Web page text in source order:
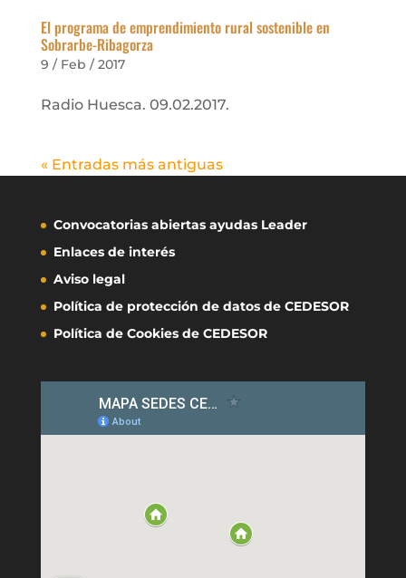
El programa de emprendimiento rural sostenible en
Sobrarbe-Ribagorza
9 / Feb / 2017
Radio Huesca. 09.02.2017.
« Entradas más antiguas
Convocatorias abiertas ayudas Leader
Enlaces de interés
Aviso legal
Política de protección de datos de CEDESOR
Política de Cookies de CEDESOR